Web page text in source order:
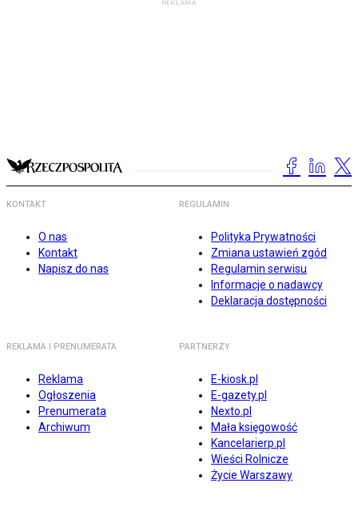
KONTAKT
O nas
Kontakt
Napisz do nas
REGULAMIN
Polityka Prywatności
Zmiana ustawień zgód
Regulamin serwisu
Informacje o nadawcy
Deklaracja dostępności
REKLAMA I PRENUMERATA
Reklama
Ogłoszenia
Prenumerata
Archiwum
PARTNERZY
E-kiosk.pl
E-gazety.pl
Nexto.pl
Mała księgowość
Kancelarierp.pl
Wieści Rolnicze
Życie Warszawy